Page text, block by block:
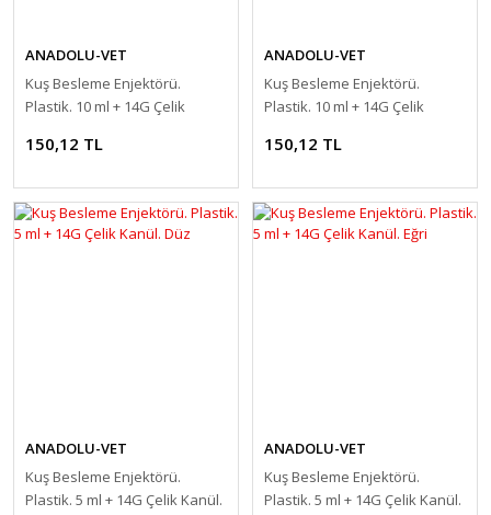
ANADOLU-VET
Kuş Besleme Enjektörü.
Plastik. 10 ml + 14G Çelik
150,12 TL
ANADOLU-VET
Kuş Besleme Enjektörü.
Plastik. 10 ml + 14G Çelik
150,12 TL
ANADOLU-VET
Kuş Besleme Enjektörü.
Plastik. 5 ml + 14G Çelik Kanül.
ANADOLU-VET
Kuş Besleme Enjektörü.
Plastik. 5 ml + 14G Çelik Kanül.